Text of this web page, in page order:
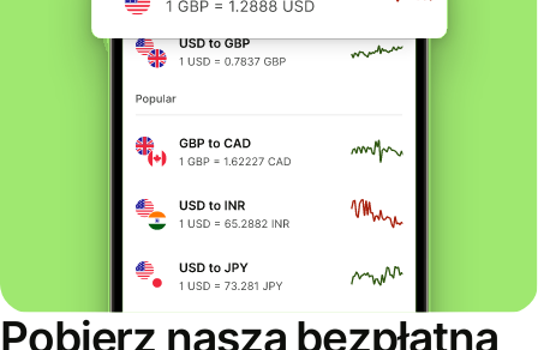
Pobierz naszą bezpłatną